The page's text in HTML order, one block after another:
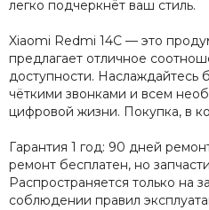
легко подчеркнёт ваш стиль.
Xiaomi Redmi 14C — это
предлагает отличное
доступности. Наслаждайтесь
чёткими звонками и всем
цифровой жизни. Покупка, в
Гарантия 1 год: 90 дней
ремонт бесплатен, но
Распространяется только на
соблюдении правил